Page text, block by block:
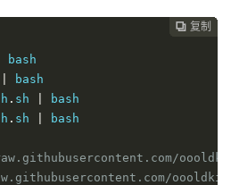
 复制
 复制
 复制
 复制
 复制
 复制
bash
bash
. sh
bash
. sh